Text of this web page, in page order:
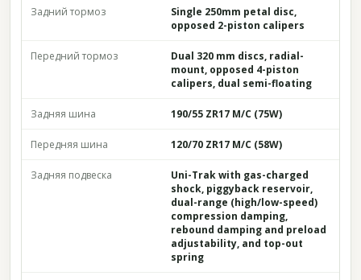
Задний тормоз
Single 250mm petal disc,
opposed 2-piston calipers
Передний тормоз
Dual 320 mm discs, radial-
mount, opposed 4-piston
calipers, dual semi-floating
Задняя шина 190/55 ZR17 M/C (75W)
Передняя шина 120/70 ZR17 M/C (58W)
Задняя подвеска
Uni-Trak with gas-charged
shock, piggyback reservoir,
dual-range (high/low-speed)
compression damping,
rebound damping and preload
adjustability, and top-out
spring